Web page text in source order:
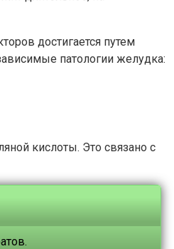
достигается путем
патологии желудка:
кислоты. Это связано с